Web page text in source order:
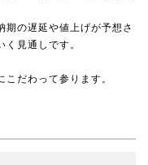
期の遅延や値上げが予想さ
見通しです。
だわって参ります。